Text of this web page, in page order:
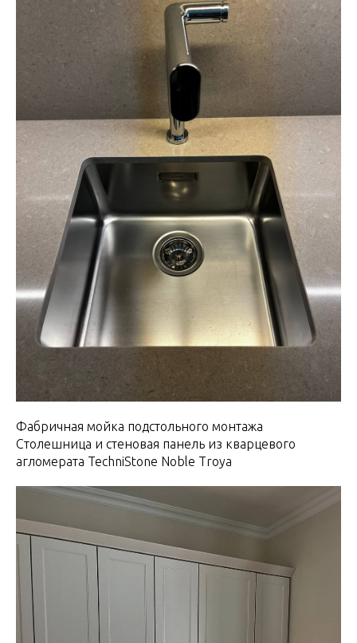
Фабричная мойка подстольного монтажа
Столешница и стеновая панель из кварцевого
агломерата TechniStone Noble Troya